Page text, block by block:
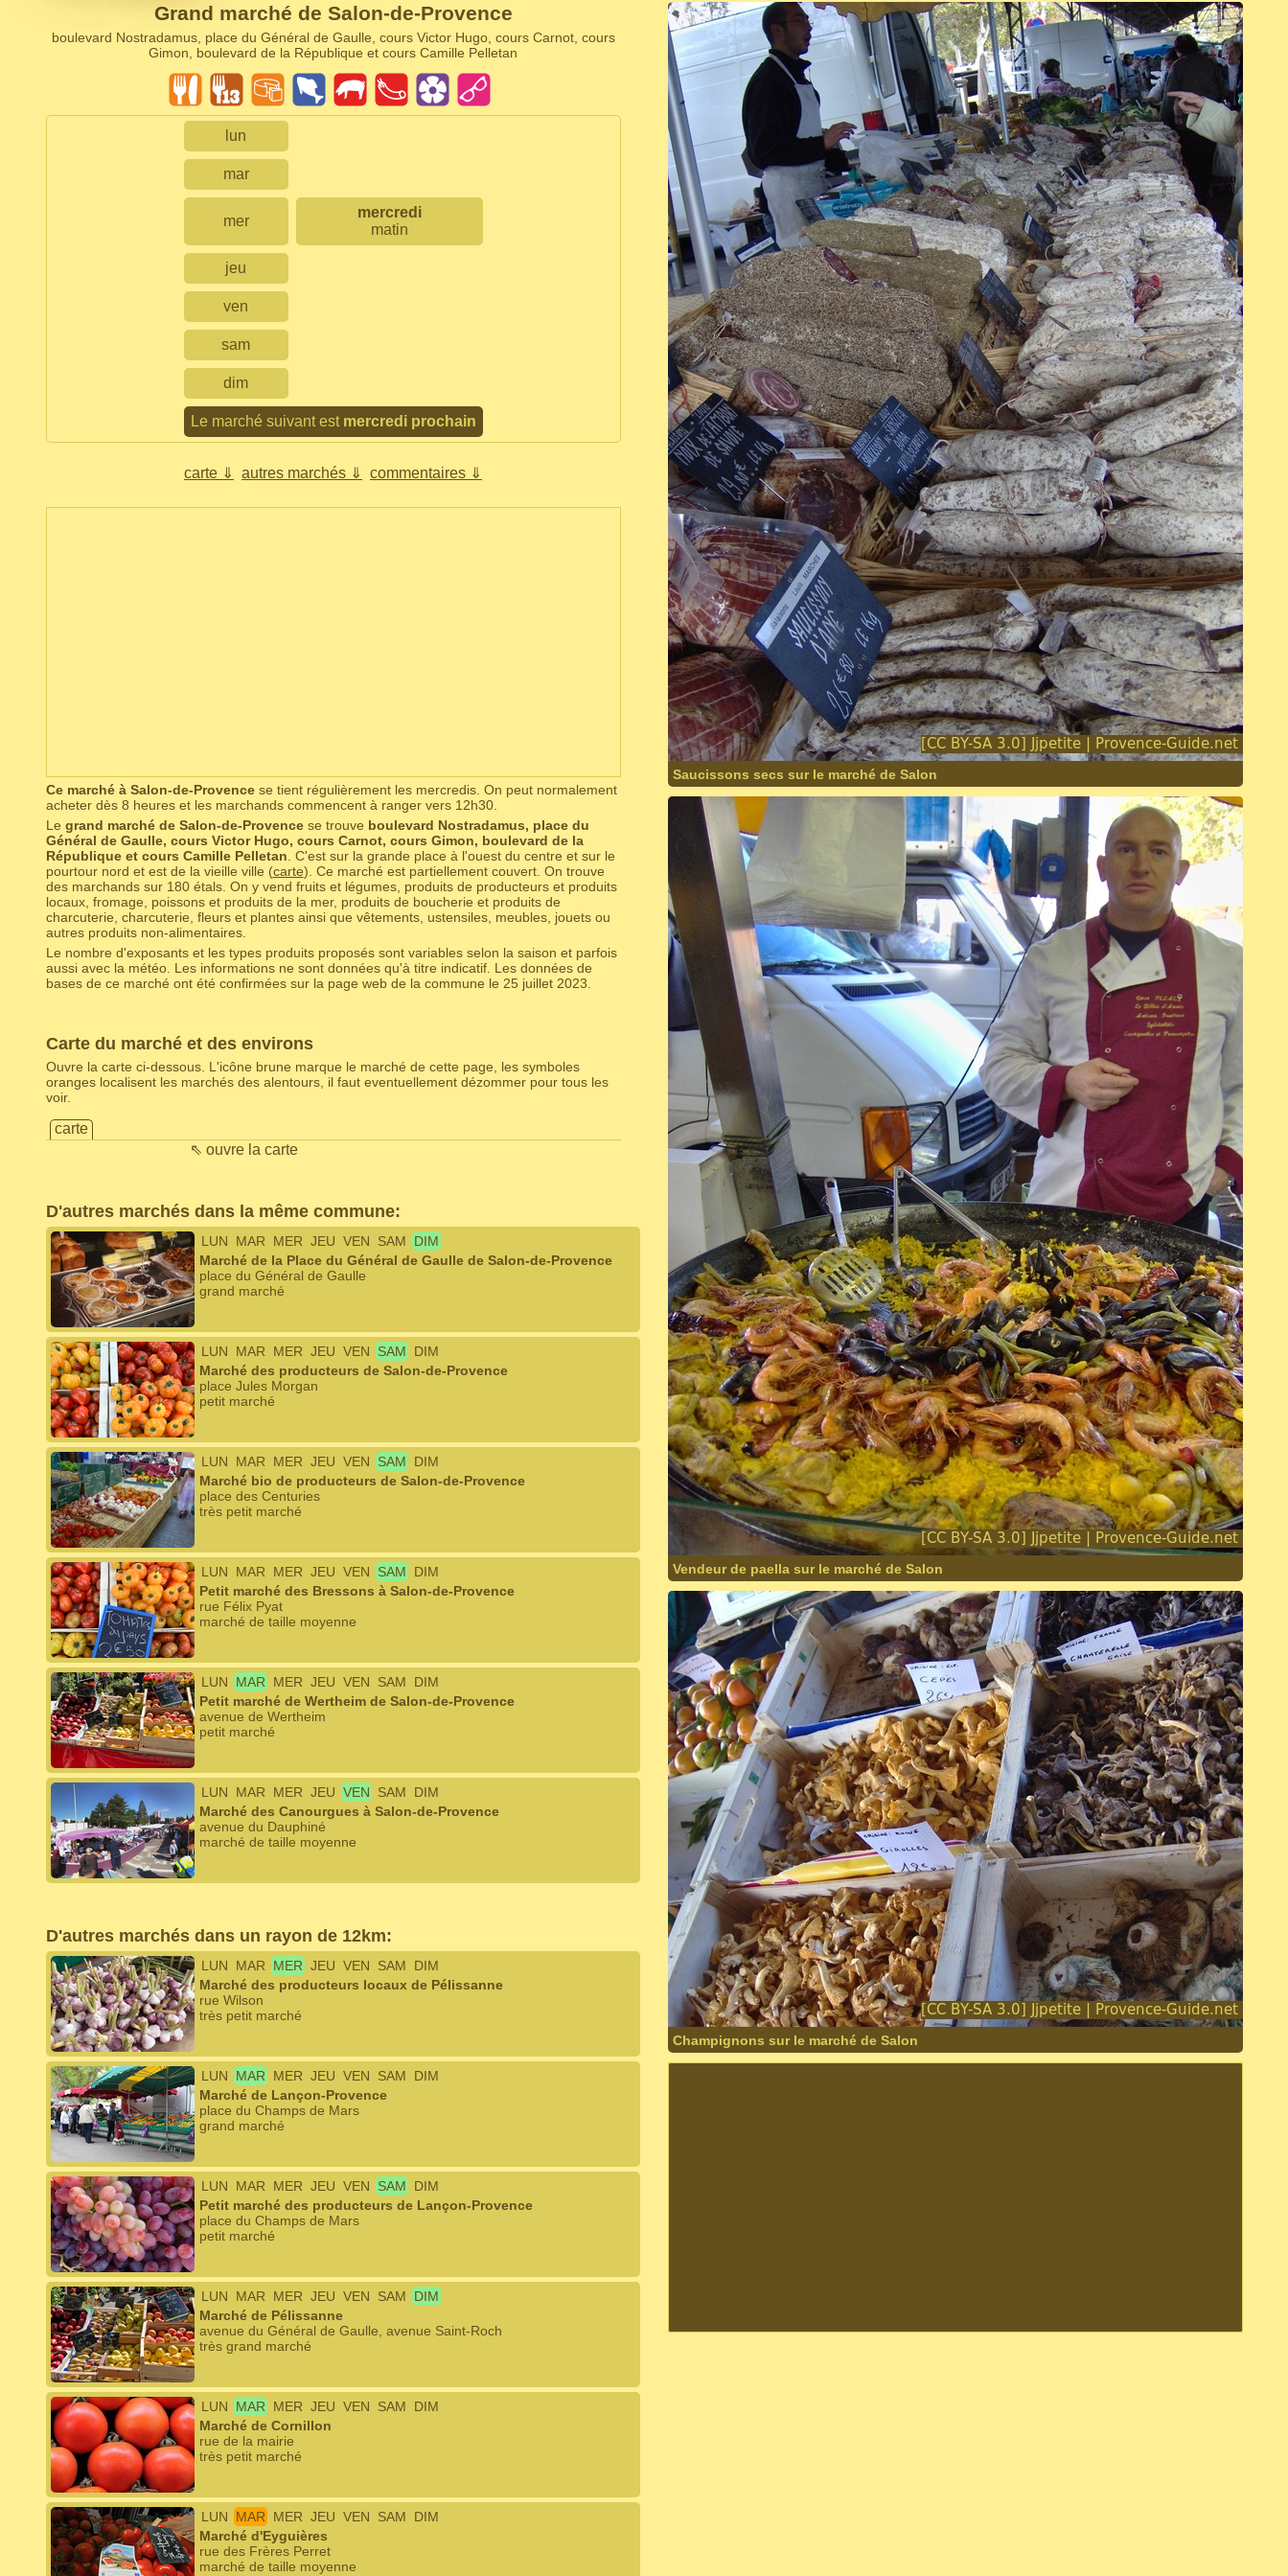
Grand marché de Salon-de-Provence
boulevard Nostradamus, place du Général de Gaulle, cours Victor Hugo, cours Carnot, cours
Gimon, boulevard de la République et cours Camille Pelletan
lun
mar
mer
mercredi
matin
jeu
ven
sam
dim
Le marché suivant est mercredi prochain
carte ⇓ autres marchés ⇓ commentaires ⇓
Ce marché à Salon-de-Provencese tient régulièrement les mercredis. On peut normalement
acheter dès 8 heures et les marchands commencent à ranger vers 12h30.
Le grand marché de Salon-de-Provencese trouve boulevard Nostradamus, place du
Général de Gaulle, cours Victor Hugo, cours Carnot, cours Gimon, boulevard de la
République et cours Camille Pelletan . C'est sur la grande place à l'ouest du centre et sur le
pourtour nord et est de la vieille ville (carte). Ce marché est partiellement couvert. On trouve
des marchands sur 180 étals. On y vend fruits et légumes, produits de producteurs et produits
locaux, fromage, poissons et produits de la mer, produits de boucherie et produits de
charcuterie, charcuterie, fleurs et plantes ainsi que vêtements, ustensiles, meubles, jouets ou
autres produits non-alimentaires.
Le nombre d'exposants et les types produits proposés sont variables selon la saison et parfois
aussi avec la météo. Les informations ne sont données qu'à titre indicatif. Les données de
bases de ce marché ont été confirmées sur la page web de la commune le 25 juillet 2023.
Carte du marché et des environs
Ouvre la carte ci-dessous. L'icône brune marque le marché de cette page, les symboles
oranges localisent les marchés des alentours, il faut eventuellement dézommer pour tous les
voir.
carte
⇖ ouvre la carte
D'autres marchés dans la même commune:
LUN MAR MER JEU VEN SAM
DIM
Marché de la Place du Général de Gaulle de Salon-de-Provence
place du Général de Gaulle
grand marché
LUN MAR MER JEU VEN SAM
DIM
Marché des producteurs de Salon-de-Provence
place Jules Morgan
petit marché
LUN MAR MER JEU VEN SAM
DIM
Marché bio de producteurs de Salon-de-Provence
place des Centuries
très petit marché
LUN MAR MER JEU VEN SAM
DIM
Petit marché des Bressons à Salon-de-Provence
rue Félix Pyat
marché de taille moyenne
LUN MAR MER JEU VEN SAM
DIM
Petit marché de Wertheim de Salon-de-Provence
avenue de Wertheim
petit marché
LUN MAR MER JEU VEN SAM
DIM
Marché des Canourgues à Salon-de-Provence
avenue du Dauphiné
marché de taille moyenne
D'autres marchés dans un rayon de 12km:
LUN MAR MER JEU VEN SAM
DIM
Marché des producteurs locaux de Pélissanne
rue Wilson
très petit marché
LUN MAR MER JEU VEN SAM
DIM
Marché de Lançon-Provence
place du Champs de Mars
grand marché
LUN MAR MER JEU VEN SAM
DIM
Petit marché des producteurs de Lançon-Provence
place du Champs de Mars
petit marché
LUN MAR MER JEU VEN SAM
DIM
Marché de Pélissanne
avenue du Général de Gaulle, avenue Saint-Roch
très grand marché
LUN MAR MER JEU VEN SAM
DIM
Marché de Cornillon
rue de la mairie
très petit marché
LUN MAR MER JEU VEN SAM
DIM
Marché d'Eyguières
rue des Frères Perret
marché de taille moyenne
Saucissons secs sur le marché de Salon
Vendeur de paella sur le marché de Salon
Champignons sur le marché de Salon